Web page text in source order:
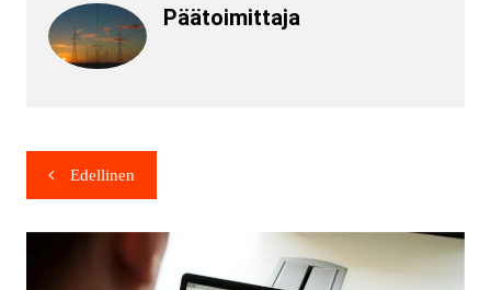
Päätoimittaja
Edellinen